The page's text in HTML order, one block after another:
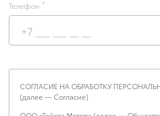
Телефон
СОГЛАСИЕ НА ОБРАБОТКУ
(далее — Согласие)